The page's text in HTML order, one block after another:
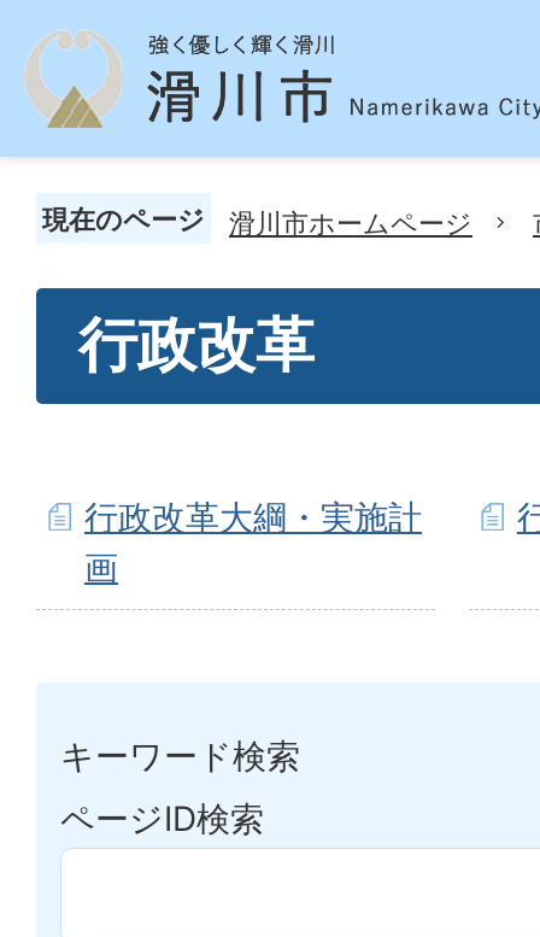
現在のページ 滑川市ホームページ
行政改革
行政改革大綱・実施計
画
キーワード検索
ページID検索